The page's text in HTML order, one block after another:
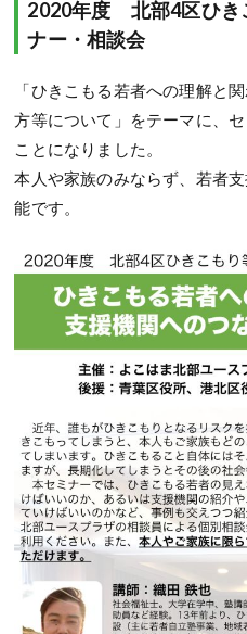
2020年度 北部4区ひき
ナー・相談会
「ひきこもる若者への理解
方等について」をテーマに、
ことになりました。
本人や家族のみならず、若者
能です。